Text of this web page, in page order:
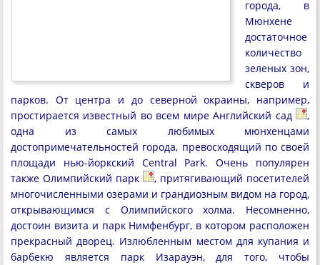
города, в
Мюнхене
достаточное
количество
зеленых зон,
скверов и
парков. От центра и до северной окраины, например,
простирается известный во всем мире Английский сад
,
одна из самых любимых мюнхенцами
достопримечательностей города, превосходящий по своей
площади нью-йоркский Central Park. Очень популярен
также Олимпийский парк
, притягивающий посетителей
многочисленными озерами и грандиозным видом на город,
открывающимся с Олимпийского холма. Несомненно,
достоин визита и парк Нимфенбург, в котором расположен
прекрасный дворец. Излюбленным местом для купания и
барбекю является парк Изарауэн, для того, чтобы